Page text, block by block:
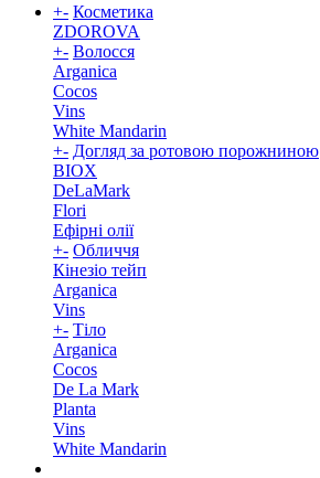
+- Косметика
ZDOROVA
+- Волосся
Arganica
Cocos
Vins
White Mandarin
+- Догляд за ротовою порожниною
BIOX
DeLaMark
Flori
Ефірні олії
+- Обличчя
Кінезіо тейп
Arganica
Vins
+- Тіло
Arganica
Cocos
De La Mark
Planta
Vins
White Mandarin